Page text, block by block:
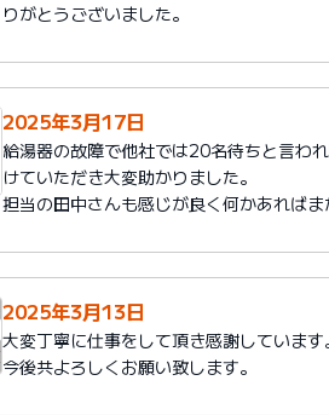
りがとうございました。
2025年3月17日
給湯器の故障で他社では20名待ちと言わ
けていただき大変助かりました。
担当の田中さんも感じが良く何かあればま
2025年3月13日
大変丁寧に仕事をして頂き感謝しています
今後共よろしくお願い致します。